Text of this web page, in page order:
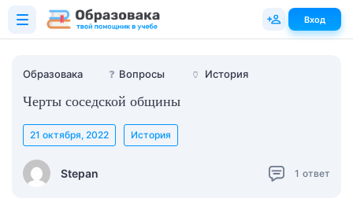
Образовака ❓ Вопросы 🏺 История
Черты соседской общины
Stepan
21 октября, 2022 История
1 ответ
Вход